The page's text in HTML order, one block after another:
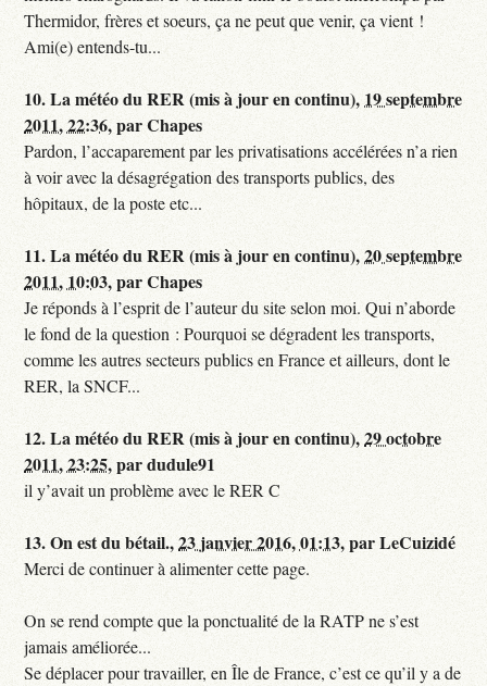
Thermidor, frères et soeurs, ça ne peut que venir, ça vient !
Ami(e) entends-tu...
10.La météo du RER (mis à jour en continu), 19 septembre
2011, 22:36,parChapes
Pardon, l’accaparement par les privatisations accélérées n’a rien
à voir avec la désagrégation des transports publics, des
hôpitaux, de la poste etc...
11.La météo du RER (mis à jour en continu),20 septembre
2011, 10:03,parChapes
Je réponds à l’esprit de l’auteur du site selon moi. Qui n’aborde
le fond de la question : Pourquoi se dégradent les transports,
comme les autres secteurs publics en France et ailleurs, dont le
RER, la SNCF...
12.La météo du RER (mis à jour en continu),29 octobre
2011, 23:25,pardudule91
il y’avait un problème avec le RER C
13.On est du bétail.,23 janvier 2016, 01:13,parLeCuizidé
Merci de continuer à alimenter cette page.
On se rend compte que la ponctualité de la RATP ne s’est
jamais améliorée...
Se déplacer pour travailler, en Île de France, c’est ce qu’il y a de